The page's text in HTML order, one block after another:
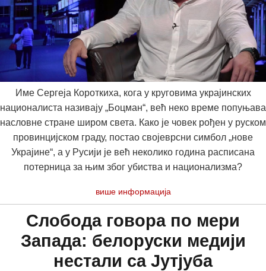
Име Сергеја Короткиха, кога у круговима украјинских
националиста називају „Боцман“, већ неко време попуњава
насловне стране широм света. Како је човек рођен у руском
провинцијском граду, постао својеврсни симбол „нове
Украјине“, а у Русији је већ неколико година расписана
потерница за њим због убиства и национализма?
више информација
Слобода говора по мери
Запада: белоруски медији
нестали са Јутјуба